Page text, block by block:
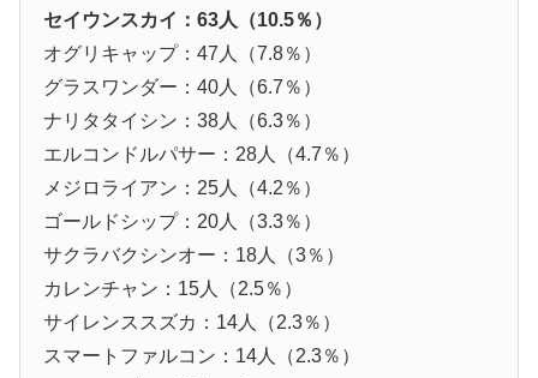
セイウンスカイ：63人（10.5％）
オグリキャップ：47人（7.8％）
グラスワンダー：40人（6.7％）
ナリタタイシン：38人（6.3％）
エルコンドルパサー：28人（4.7％）
メジロライアン：25人（4.2％）
ゴールドシップ：20人（3.3％）
サクラバクシンオー：18人（3％）
カレンチャン：15人（2.5％）
サイレンススズカ：14人（2.3％）
スマートファルコン：14人（2.3％）